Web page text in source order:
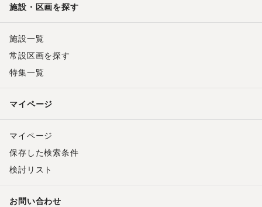
施設・区画を探す
施設一覧
常設区画を探す
特集一覧
マイページ
マイページ
保存した検索条件
検討リスト
お問い合わせ